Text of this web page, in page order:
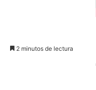
2 minutos de lectura